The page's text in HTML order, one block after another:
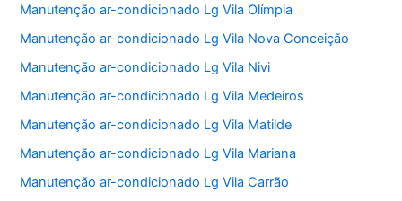
Manutenção ar-condicionado Lg Vila Olímpia
Manutenção ar-condicionado Lg Vila Nova Conceição
Manutenção ar-condicionado Lg Vila Nivi
Manutenção ar-condicionado Lg Vila Medeiros
Manutenção ar-condicionado Lg Vila Matilde
Manutenção ar-condicionado Lg Vila Mariana
Manutenção ar-condicionado Lg Vila Carrão